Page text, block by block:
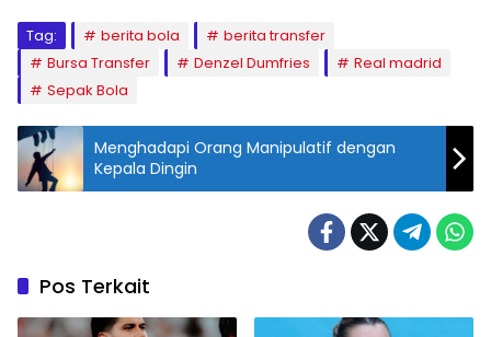
Tag: berita bola
berita transfer
Bursa Transfer
Denzel Dumfries
Real madrid
Sepak Bola
Menghadapi Orang Manipulatif dengan
Kepala Dingin
Pos Terkait